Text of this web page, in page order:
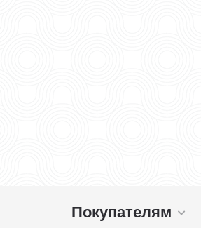
Покупателям